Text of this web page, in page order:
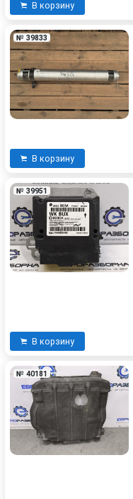
В корзину
№ 39833
В корзину
№ 39951
В корзину
№ 40181